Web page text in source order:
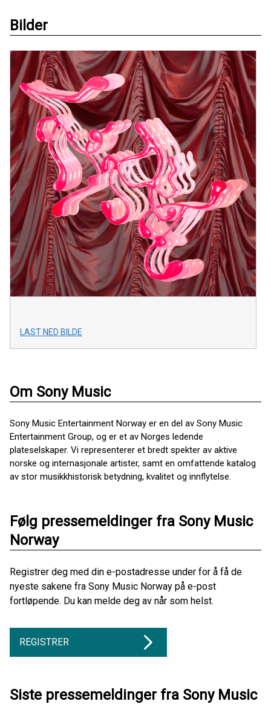
Bilder
LAST NED BILDE
Om Sony Music
Sony Music Entertainment Norway er en del av Sony Music
Entertainment Group, og er et av Norges ledende
plateselskaper. Vi representerer et bredt spekter av aktive
norske og internasjonale artister, samt en omfattende katalog
av stor musikkhistorisk betydning, kvalitet og innflytelse.
Følg pressemeldinger fra Sony Music
Norway
Registrer deg med din e-postadresse under for å få de
nyeste sakene fra Sony Music Norway på e-post
fortløpende. Du kan melde deg av når som helst.
REGISTRER
Siste pressemeldinger fra Sony Music